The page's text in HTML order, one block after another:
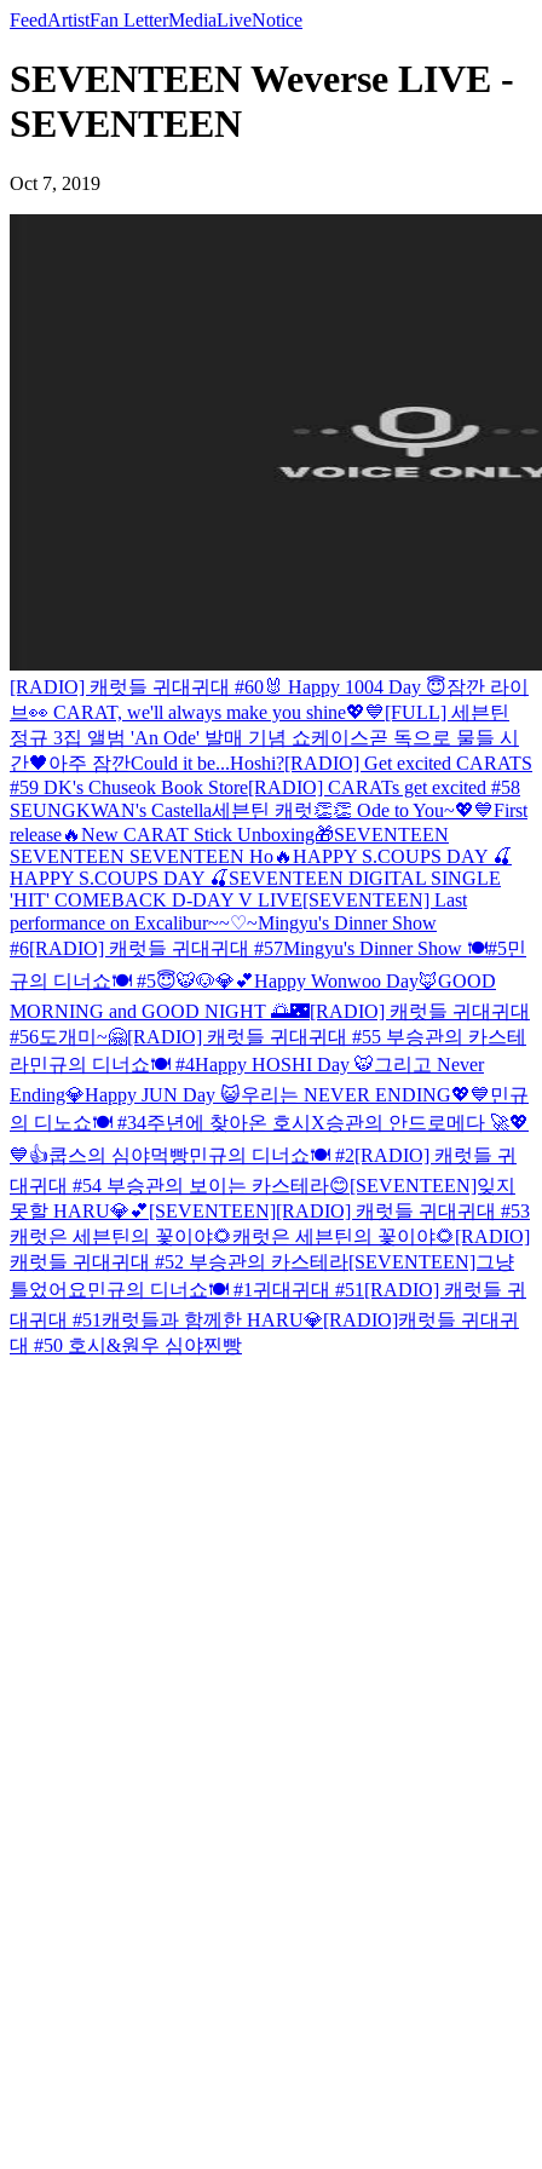
FeedArtistFan LetterMediaLiveNotice
SEVENTEEN Weverse LIVE -
SEVENTEEN
Oct 7, 2019
[RADIO] 캐럿들 귀대귀대 #60🐰 Happy 1004 Day 😇잠깐 라이
브👀 CARAT, we'll always make you shine💖💙[FULL] 세븐틴
정규 3집 앨범 'An Ode' 발매 기념 쇼케이스곧 독으로 물들 시
간🖤아주 잠깐Could it be...Hoshi?[RADIO] Get excited CARATS
#59 DK's Chuseok Book Store[RADIO] CARATs get excited #58
SEUNGKWAN's Castella세븐틴 캐럿👏👏 Ode to You~💖💙First
release🔥New CARAT Stick Unboxing🎁SEVENTEEN
SEVENTEEN SEVENTEEN Ho🔥HAPPY S.COUPS DAY 🍒
HAPPY S.COUPS DAY 🍒 SEVENTEEN DIGITAL SINGLE
'HIT' COMEBACK D-DAY V LIVE[SEVENTEEN] Last
performance on Excalibur~~♡~Mingyu's Dinner Show
#6[RADIO] 캐럿들 귀대귀대 #57Mingyu's Dinner Show 🍽#5민
규의 디너쇼🍽 #5😇🐯🐶💎💕Happy Wonwoo Day🦊GOOD
MORNING and GOOD NIGHT 🌅🌃[RADIO] 캐럿들 귀대귀대
#56도개미~🤗[RADIO] 캐럿들 귀대귀대 #55 부승관의 카스테
라민규의 디너쇼🍽 #4Happy HOSHI Day 🐯그리고 Never
Ending💎Happy JUN Day 😺우리는 NEVER ENDING💖💙민규
의 디노쇼🍽 #34주년에 찾아온 호시X승관의 안드로메다 🚀💖
💙👍쿱스의 심야먹빵민규의 디너쇼🍽 #2[RADIO] 캐럿들 귀
대귀대 #54 부승관의 보이는 카스테라😊[SEVENTEEN]잊지
못할 HARU💎💕[SEVENTEEN][RADIO] 캐럿들 귀대귀대 #53
캐럿은 세븐틴의 꽃이야🌻캐럿은 세븐틴의 꽃이야🌻[RADIO]
캐럿들 귀대귀대 #52 부승관의 카스테라[SEVENTEEN]그냥
틀었어요민규의 디너쇼🍽 #1 귀대귀대 #51 [RADIO] 캐럿들 귀
대귀대 #51 캐럿들과 함께한 HARU💎[RADIO]캐럿들 귀대귀
대 #50 호시&원우 심야찐빵